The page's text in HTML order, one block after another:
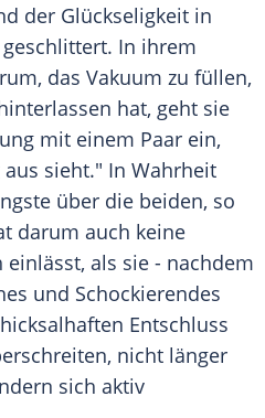
der Glückseligkeit in
In ihrem
das Vakuum zu füllen,
hat, geht sie
mit einem Paar ein,
sieht." In Wahrheit
über die beiden, so
darum auch keine
als sie - nachdem
und Schockierendes
Entschluss
nicht länger
sich aktiv